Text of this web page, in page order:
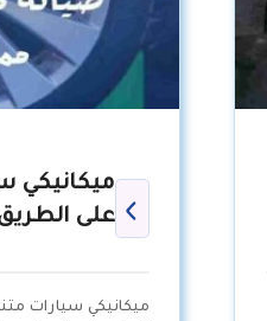
ميكانيكي
على
ميكانيكي سيارات